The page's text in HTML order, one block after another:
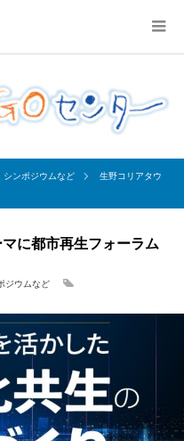
シンポジウムなど
生野コリアタウ
に都市再生フォーラム
ジウムなど